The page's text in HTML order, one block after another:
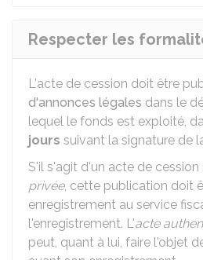
Respecter les
L'acte de cession doit être
d'annonces légales dans le
lequel le fonds est exploité,
jours suivant la signature de
S'il s'agit d'un acte de cession
privée, cette publication doit
enregistrement au service
l'enregistrement. L'acte
peut, quant à lui, faire l'objet